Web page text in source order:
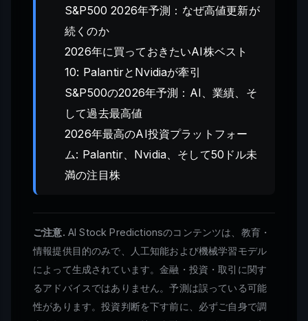
S&P500 2026年予測：なぜ高値更新が
続くのか
2026年に買っておきたいAI株ベスト
10: PalantirとNvidiaが牽引
S&P500の2026年予測：AI、業績、そ
して過去最高値
2026年最高のAI投資プラットフォー
ム: Palantir、Nvidia、そして50ドル未
満の注目株
ご注意. AI Stock Predictionsのコンテンツは、教育・
情報提供目的のみで、人工知能および機械学習モデル
によって生成されています。金融・投資・取引に関す
るアドバイスではありません。予測は誤っている可能
性があります。投資判断を下す前に、必ずご自身で調